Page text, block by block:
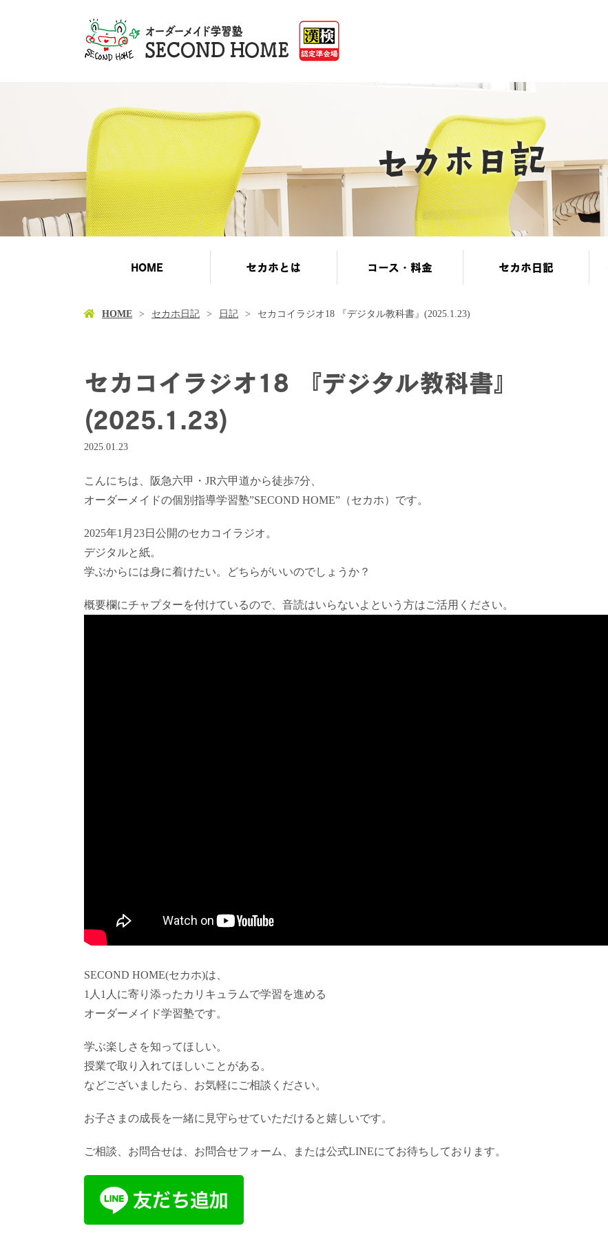
HOME セカホとは コース・料金 セカホ日記
HOME セカホ日記 日記 セカコイラジオ18 『デジタル教科書』(2025.1.23)
セカコイラジオ18 『デジタル教科書』
(2025.1.23)
2025.01.23
こんにちは、阪急六甲・JR六甲道から徒歩7分、
オーダーメイドの個別指導学習塾”SECOND HOME”（セカホ）です。
2025年1月23日公開のセカコイラジオ。
デジタルと紙。
学ぶからには身に着けたい。どちらがいいのでしょうか？
概要欄にチャプターを付けているので、音読はいらないよという方はご活用ください。
SECOND HOME(セカホ)は、
1人1人に寄り添ったカリキュラムで学習を進める
オーダーメイド学習塾です。
学ぶ楽しさを知ってほしい。
授業で取り入れてほしいことがある。
などございましたら、お気軽にご相談ください。
お子さまの成長を一緒に見守らせていただけると嬉しいです。
ご相談、お問合せは、お問合せフォーム、または公式LINEにてお待ちしております。